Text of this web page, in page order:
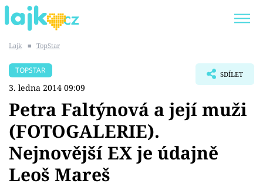
SHOPAHOLICADEL
Témata
Showbyznys
Lajk ■ TopStar
TOPSTAR
3. ledna 2014 09:09
SDÍLET
Petra Faltýnová a její muži
(FOTOGALERIE).
Nejnovější EX je údajně
Leoš Mareš